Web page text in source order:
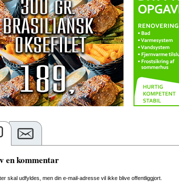
en kommentar
skal udfyldes, men din e-mail-adresse vil ikke blive offentliggjort.